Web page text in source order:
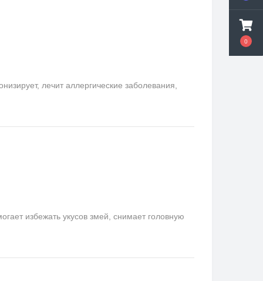
0
лечит аллергические заболевания,
избежать укусов змей, снимает головную